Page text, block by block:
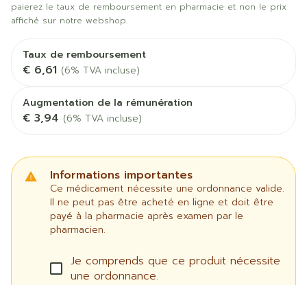
paierez le taux de remboursement en pharmacie et non le prix
affiché sur notre webshop.
Taux de remboursement
€ 6,61 (6% TVA incluse)
Augmentation de la rémunération
€ 3,94 (6% TVA incluse)
Informations importantes
Ce médicament nécessite une ordonnance valide.
Il ne peut pas être acheté en ligne et doit être
payé à la pharmacie après examen par le
pharmacien.
Je comprends que ce produit nécessite
une ordonnance.